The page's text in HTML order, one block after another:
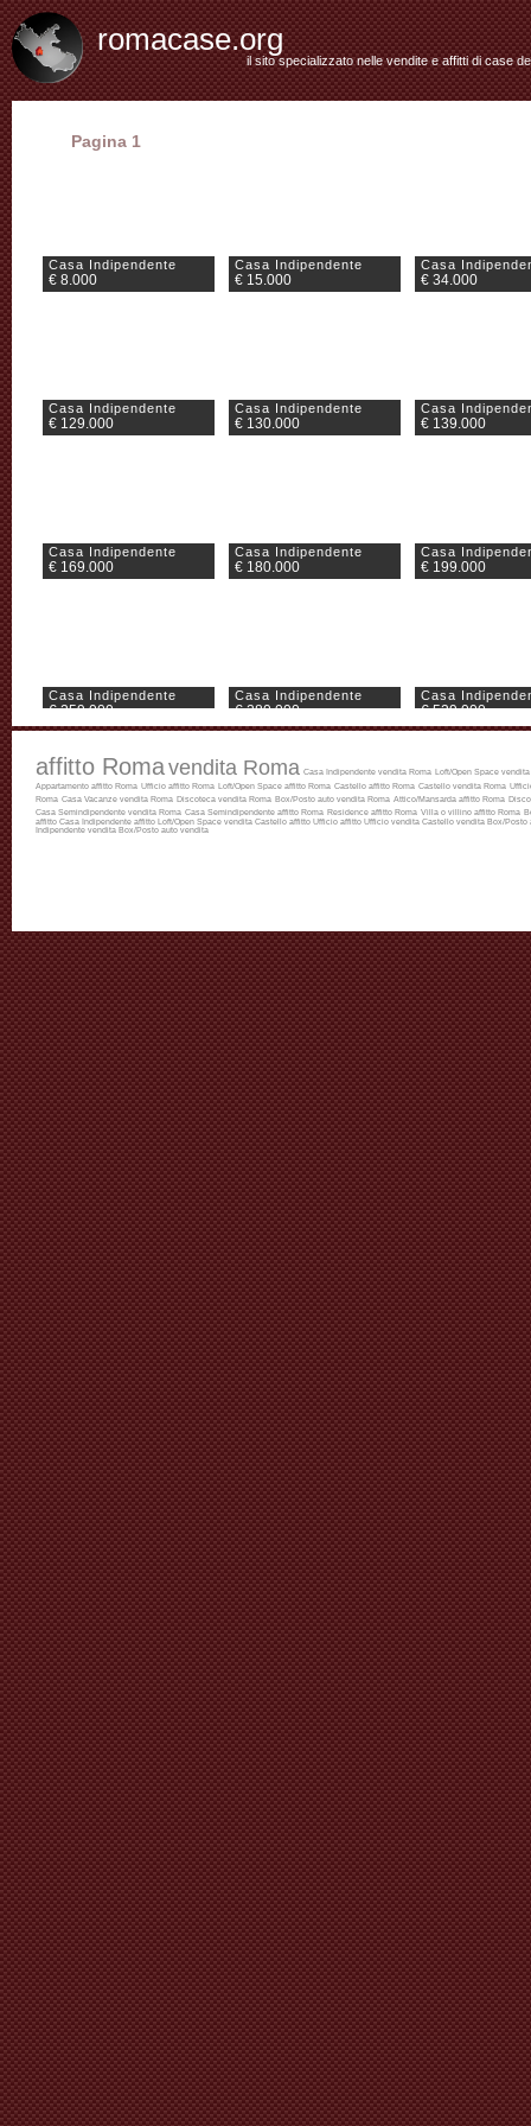
romacase.org
il sito specializzato nelle vendite e affitti di case
Pagina 1
Casa Indipendente
€ 8.000
Casa Indipendente
€ 15.000
Casa
€ 34.000
Casa Indipendente
€ 129.000
Casa Indipendente
€ 130.000
Casa
€ 139.000
Casa Indipendente
€ 169.000
Casa Indipendente
€ 180.000
Casa
€ 199.000
Casa Indipendente
€ 259.000
Casa Indipendente
€ 280.000
Casa
€ 529.000
affitto Romavendita Roma Casa Indipendente vendita Roma
Loft/Open Space
Appartamento affitto Roma
Ufficio affitto Roma Loft/Open Space affitto Roma Castello affitto Roma Castello vendita Roma
Roma Casa Vacanze vendita Roma Discoteca vendita Roma Box/Posto auto vendita Roma Attico/Mansarda affitto Roma
Casa Semindipendente vendita Roma Casa Semindipendente affitto Roma Residence affitto Roma Villa o villino affitto Roma
affitto Casa Indipendente affitto Loft/Open Space vendita Castello affitto Ufficio affitto Ufficio vendita Castello vendita Box/Posto
Indipendente vendita Box/Posto auto vendita